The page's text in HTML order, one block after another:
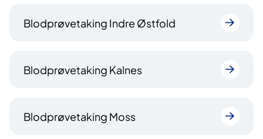
Blodprøvetaking Indre Østfold
Blodprøvetaking Kalnes
Blodprøvetaking Moss